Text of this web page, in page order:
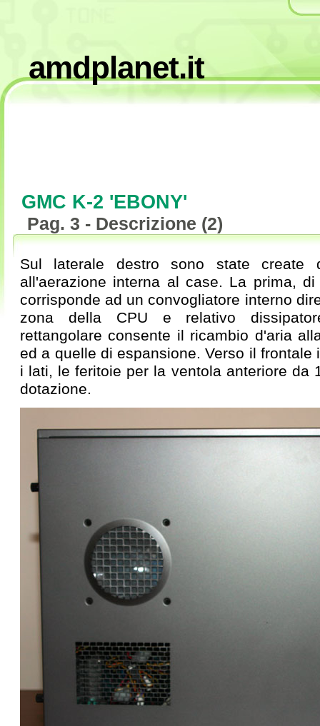
amdplanet.it
GMC K-2 'EBONY'
Pag. 3 - Descrizione (2)
Sul laterale destro sono state create
all'aerazione interna al case. La prima,
corrisponde ad un convogliatore interno
zona della CPU e relativo
rettangolare consente il ricambio d'aria
ed a quelle di espansione. Verso il frontale
i lati, le feritoie per la ventola anteriore da
dotazione.